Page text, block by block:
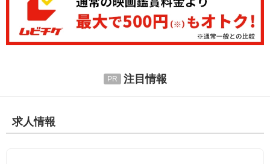
注目情報
求人情報